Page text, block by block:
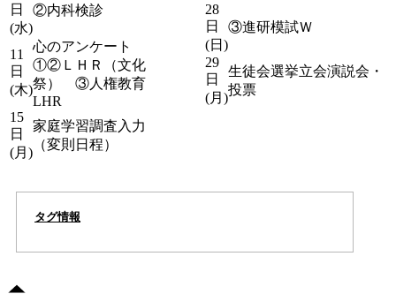
日
(水)
②内科検診
11
日
(木)
心のアンケート
①②ＬＨＲ（文化
祭） ③人権教育
LHR
15
日
(月)
家庭学習調査入力
（変則日程）
28
日
(日)
③進研模試Ｗ
29
日
(月)
生徒会選挙立会演説会・
投票
タグ情報